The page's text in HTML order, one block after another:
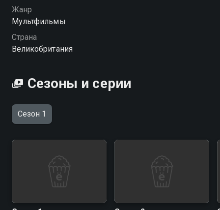
Жанр
Мультфильмы
Страна
Великобритания
Сезоны и серии
Сезон 1